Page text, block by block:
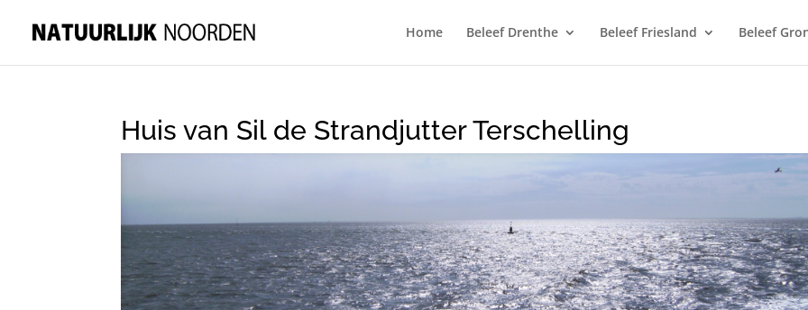
Home Beleef Drenthe Beleef Friesland Beleef
Huis van Sil de Strandjutter Terschelling